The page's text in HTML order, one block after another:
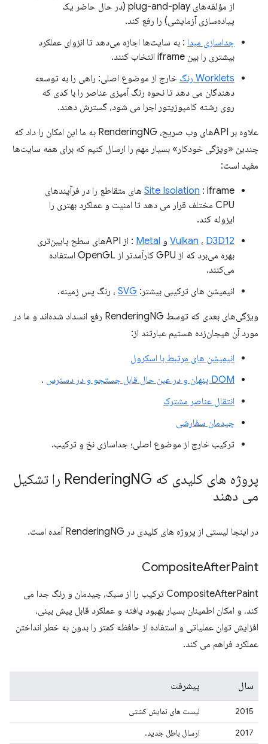
از مؤلفه‌های plug-and-play (در حال حاضر یک
پیاده‌سازی آزمایشی) را رفع کند.
جداسازی مبدا : به سایت‌ها اجازه می‌دهد تا انزوای عملکرد
بیشتری را بین iframe انتخاب کنند.
Worklets رنگ
خارج از موضوع اصلی: راهی را به توسعه
دهندگان می دهد تا نحوه رنگ آمیزی عناصر را با کدی که
روی رشته کامپوزیتور اجرا می شود، گسترش دهند.
علاوه بر APIهای وب صریح، RenderingNG به ما این امکان را داد که
چندین «ویژگی خودکار» بسیار مهم را ارسال کنیم که برای همه سایت‌ها
مفید است:
Site Isolation : iframe های متقاطع را در فرآیندهای
CPU مختلف قرار می دهد تا امنیت و عملکرد بهتری را
ایزوله کند.
Vulkan ، D3D12 و Metal
: از APIهای سطح پایین‌تری
بهره می‌برد که از GPU کارآمدتر از OpenGL استفاده
می‌کنند.
انیمیشن های ترکیبی بیشتر: SVG ، رنگ پس زمینه.
ویژگی‌های بعدی که توسط RenderingNG رفع انسداد شده‌اند و ما در
مورد آن هیجان‌زده هستیم عبارتند از:
انیمیشن های مرتبط با اسکرول
DOM پنهان و در عین حال قابل جستجو و در دسترس
.
انتقال عناصر مشترک
چیدمان سفارشی
ترکیب خارج از موضوع اصلی؛ جداسازی نخ و ترکیب.
پروژه های کلیدی که Rendering
NG را تشکیل
می دهند
در اینجا لیستی از پروژه های کلیدی در RenderingNG آمده است.
CompositeAfterPaint
CompositeAfterPaint ترکیب را از سبک، چیدمان و رنگ جدا می
کند، و امکان اطمینان بسیار بهبود یافته و عملکرد قابل پیش بینی،
افزایش توان عملیاتی و استفاده از حافظه کمتر را بدون به خطر انداختن
عملکرد فراهم می کند.
سال پیشرفت
2015
لیست های نمایش کشتی
2017
ارسال باطل جدید.